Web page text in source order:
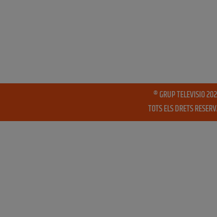
® GRUP TELEVISIO
TOTS ELS DRETS